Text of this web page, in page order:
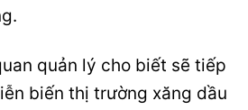
quản lý cho biết sẽ tiếp
biến thị trường xăng dầu